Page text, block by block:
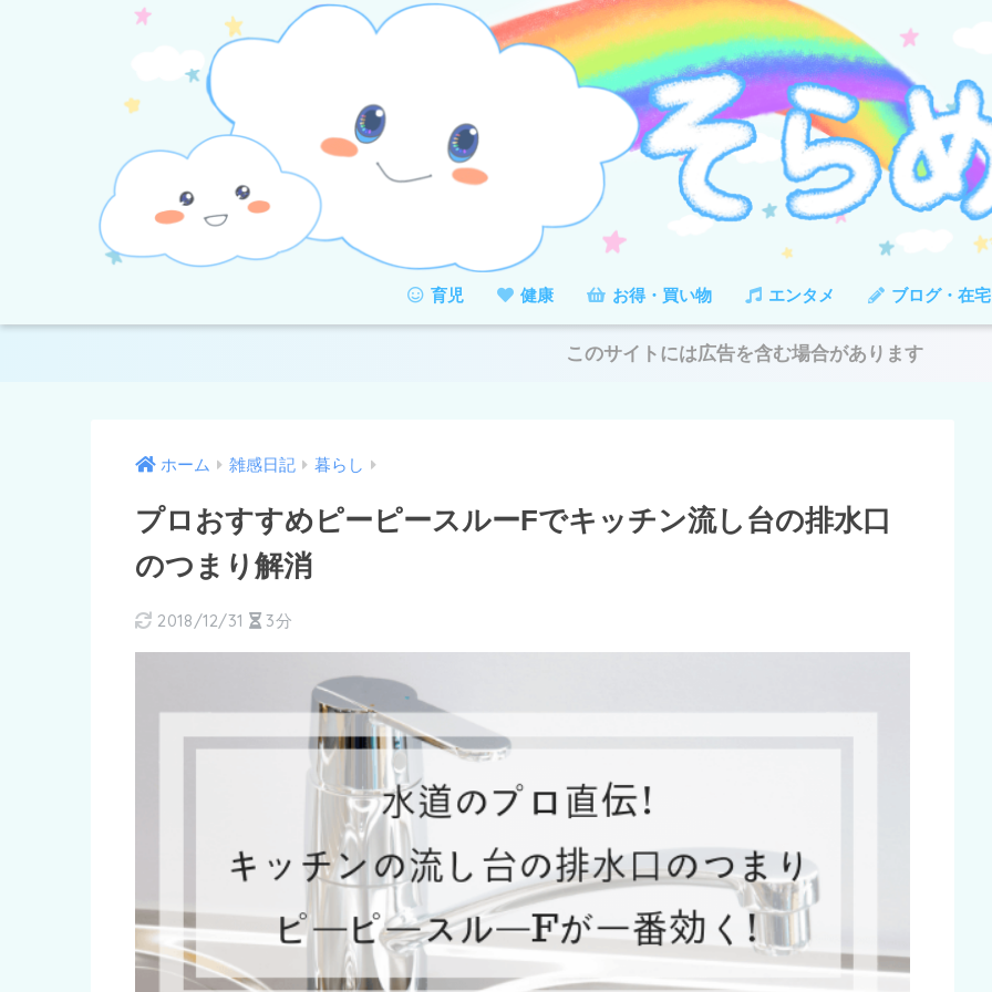
育児 健康 お得・買い物 エンタメ ブログ・在宅
このサイトには広告を含む場合があります
ホーム 雑感日記 暮らし
プロおすすめピーピースルーFでキッチン流し台の排水口
のつまり解消
2018/12/31 3分